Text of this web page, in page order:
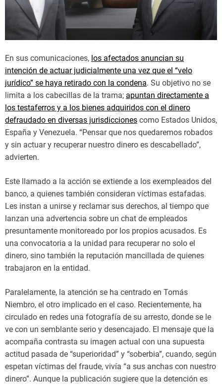
En sus comunicaciones, los afectados anuncian su
intención de actuar judicialmente una vez que el “velo
jurídico” se haya retirado con la condena. Su objetivo no se
limita a los cabecillas de la trama; apuntan directamente a
los testaferros y a los bienes adquiridos con el dinero
defraudado en diversas jurisdicciones como Estados Unidos,
España y Venezuela. “Pensar que nos quedaremos robados
y sin actuar y recuperar nuestro dinero es descabellado”,
advierten.
Este llamado a la acción se extiende a los exempleados del
banco, a quienes también consideran víctimas estafadas.
Les instan a unirse y reclamar sus derechos, al tiempo que
lanzan una advertencia sobre un chat de empleados
presuntamente monitoreado por los propios acusados. Es
una convocatoria a la unidad para recuperar no solo el
dinero, sino también la reputación mancillada de quienes
trabajaron en la entidad.
Paralelamente, la atención se ha centrado en Tomás
Niembro, el otro implicado en el caso. Recientemente, ha
circulado en redes una fotografía de su arresto, donde se le
ve con un semblante serio y desencajado. El mensaje que la
acompaña contrasta su imagen actual con una supuesta
actitud pasada de “superioridad” y “soberbia”, cuando, según
espetan víctimas del fraude, vivía “a sus anchas con nuestro
dinero”. Aunque la publicación sugiere que la detención es